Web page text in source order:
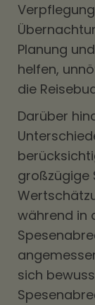
Planung
helfen,
die
Darüber
großzügige
während in
sich